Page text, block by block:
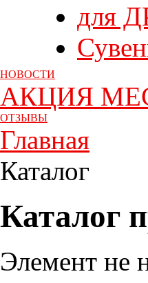
для
НОВОСТИ
АКЦИЯ
ОТЗЫВЫ
Главная
Каталог
Каталог
Элемент не